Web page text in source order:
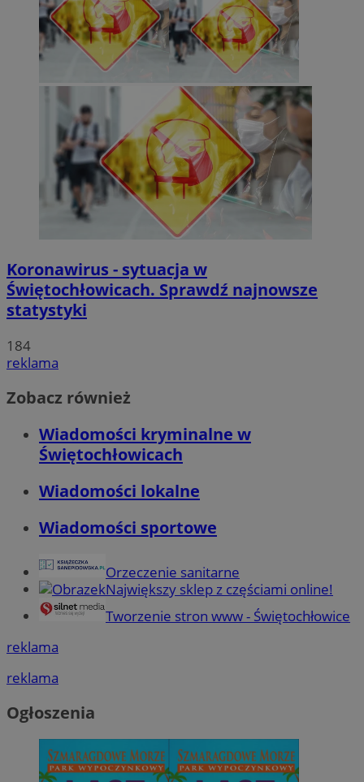
Koronawirus - sytuacja w
Świętochłowicach. Sprawdź najnowsze
statystyki
184
reklama
Zobacz również
Wiadomości kryminalne w
Świętochłowicach
Wiadomości lokalne
Wiadomości sportowe
Orzeczenie sanitarne
Największy sklep z częściami online!
Tworzenie stron www - Świętochłowice
reklama
reklama
Ogłoszenia